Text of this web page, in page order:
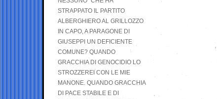
STRAPPATO IL PARTITO
ALBERGHIERO AL GRILLOZZO
IN CAPO, A PARAGONE DI
GIUSEPPI UN DEFICIENTE
COMUNE? QUANDO
GRACCHIA DI GENOCIDIO LO
STROZZEREI CON LE MIE
MANONE. QUANDO GRACCHIA
DI PACE STABILE E DI